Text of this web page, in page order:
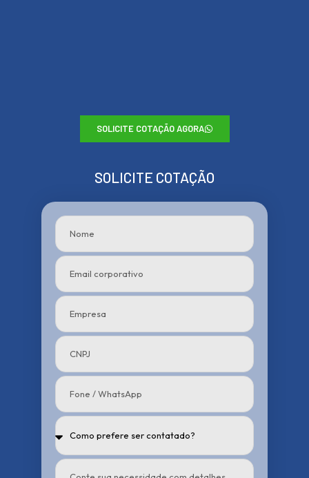
SOLICITE COTAÇÃO AGORA
SOLICITE COTAÇÃO